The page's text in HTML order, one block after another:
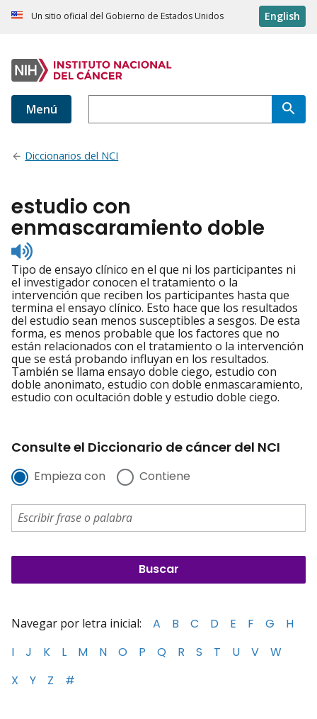
Un sitio oficial del Gobierno de Estados Unidos English
Menú
Diccionarios del NCI
estudio con
enmascaramiento doble
Listen
to
pronunciation
Tipo de ensayo clínico en el que ni los participantes ni
el investigador conocen el tratamiento o la
intervención que reciben los participantes hasta que
termina el ensayo clínico. Esto hace que los resultados
del estudio sean menos susceptibles a sesgos. De esta
forma, es menos probable que los factores que no
están relacionados con el tratamiento o la intervención
que se está probando influyan en los resultados.
También se llama ensayo doble ciego, estudio con
doble anonimato, estudio con doble enmascaramiento,
estudio con ocultación doble y estudio doble ciego.
Consulte el Diccionario de cáncer del NCI
Empieza con Contiene
Navegar por letra inicial: A B C D E F G
H
I
J K L M N O P Q R S T U V
W
X
Y Z #